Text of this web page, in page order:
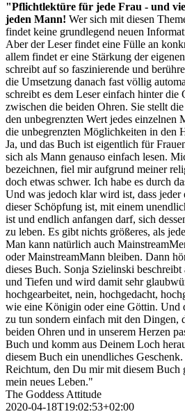
"Pflichtlektüre für jede Frau - und
jeden Mann! Wer sich mit diesen
findet keine grundlegend neuen
Aber der Leser findet eine Fülle an
allem findet er eine Stärkung der
schreibt auf so faszinierende und
die Umsetzung danach fast völlig
schreibt es dem Leser einfach hinter die
zwischen die beiden Ohren. Sie stellt
den unbegrenzten Wert jedes einzelnen
die unbegrenzten Möglichkeiten in den
Ja, und das Buch ist eigentlich für
sich als Mann genauso einfach lesen.
bezeichnen, fiel mir aufgrund meiner
doch etwas schwer. Ich habe es durch
Und was jedoch klar wird ist, dass jeder
dieser Schöpfung ist, mit einem
ist und endlich anfangen darf, sich
zu leben. Es gibt nichts größeres, als
Man kann natürlich auch
oder MainstreamMann bleiben. Dann
dieses Buch. Sonja Szielinski
und Tiefen und wird damit sehr
hochgearbeitet, nein, hochgedacht,
wie eine Königin oder eine Göttin. Und
zu tun sondern einfach mit den Dingen,
beiden Ohren und in unserem Herzen
Buch und komm aus Deinem Loch
diesem Buch ein unendliches
Reichtum, den Du mir mit diesem Buch
mein neues Leben."
The Goddess Attitude
2020-04-18T19:02:53+02:00